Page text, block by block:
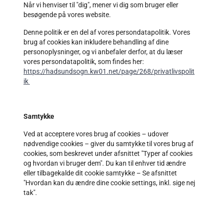
Når vi henviser til "dig", mener vi dig som bruger eller
besøgende på vores website.
Denne politik er en del af vores persondatapolitik. Vores
brug af cookies kan inkludere behandling af dine
personoplysninger, og vi anbefaler derfor, at du læser
vores persondatapolitik, som findes her:
https://hadsundsogn.kw01.net/page/268/privatlivspolit
ik
Samtykke
Ved at acceptere vores brug af cookies – udover
nødvendige cookies – giver du samtykke til vores brug af
cookies, som beskrevet under afsnittet "Typer af cookies
og hvordan vi bruger dem". Du kan til enhver tid ændre
eller tilbagekalde dit cookie samtykke – Se afsnittet
"Hvordan kan du ændre dine cookie settings, inkl. sige nej
tak".